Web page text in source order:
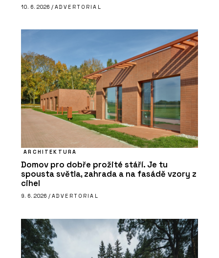
10. 6. 2026 / ADVERTORIAL
ARCHITEKTURA
Domov pro dobře prožité stáří. Je tu
spousta světla, zahrada a na fasádě vzory z
cihel
9. 6. 2026 / ADVERTORIAL